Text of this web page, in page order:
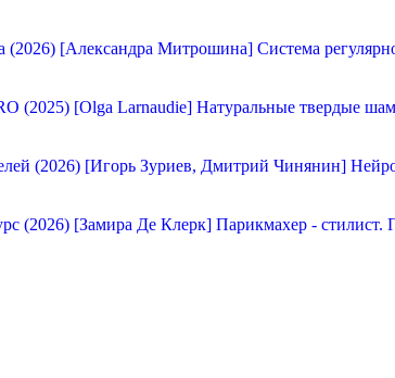
[Александра Митрошина] Система
[Olga Larnaudie] Натуральные твердые
[Игорь Зуриев, Дмитрий Чинянин]
[Замира Де Клерк] Парикмахер - стилист.